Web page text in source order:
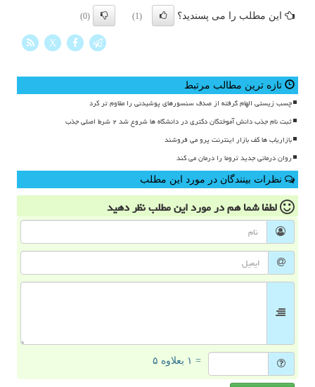
این مطلب را می پسندید؟ (1)
(0)
X
تازه ترین مطالب مرتبط
چسب زیستی الهام گرفته از صدف سنسورهای پوشیدنی را مقاوم تر کرد
ثبت نام جذب دانش آموختگان دکتری در دانشگاه ها شروع شد ۲ شرط اصلی جذب
بازاریاب ها کف بازار اینترنت پرو می فروشند
روان درمانی جدید تروما را درمان می کند
نظرات بینندگان در مورد این مطلب
لطفا شما همدر مورد این مطلبنظر دهید
= ۱ بعلاوه ۵